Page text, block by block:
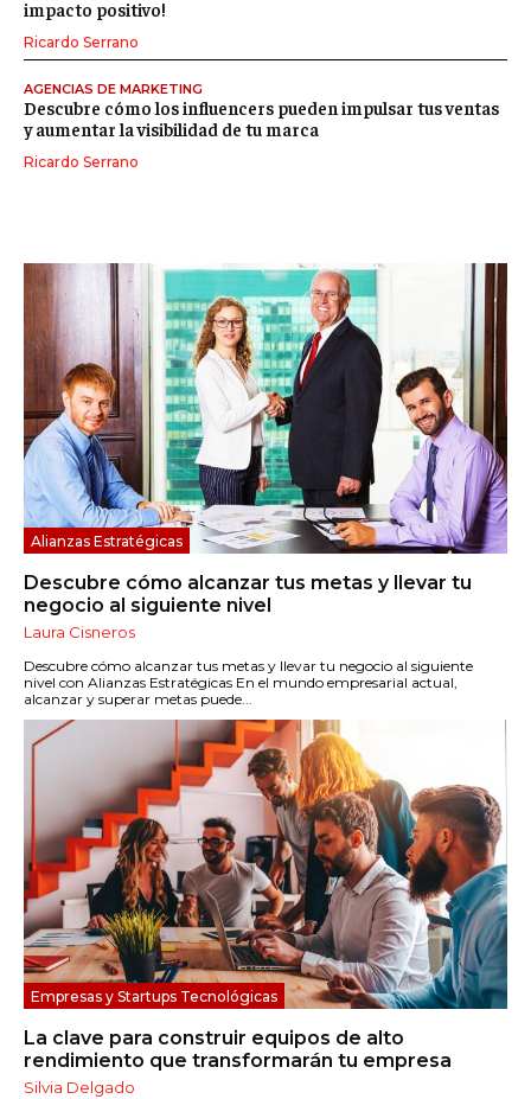
Alianzas Estratégicas
Descubre cómo alcanzar tus metas y llevar tu
negocio al siguiente nivel
Laura Cisneros
Descubre cómo alcanzar tus metas y llevar tu negocio al siguiente
nivel con Alianzas Estratégicas En el mundo empresarial actual,
alcanzar y superar metas puede...
Empresas y Startups Tecnológicas
La clave para construir equipos de alto
rendimiento que transformarán tu empresa
Silvia Delgado
impacto positivo!
Ricardo Serrano
AGENCIAS DE MARKETING
Descubre cómo los influencers pueden impulsar tus ventas
y aumentar la visibilidad de tu marca
Ricardo Serrano